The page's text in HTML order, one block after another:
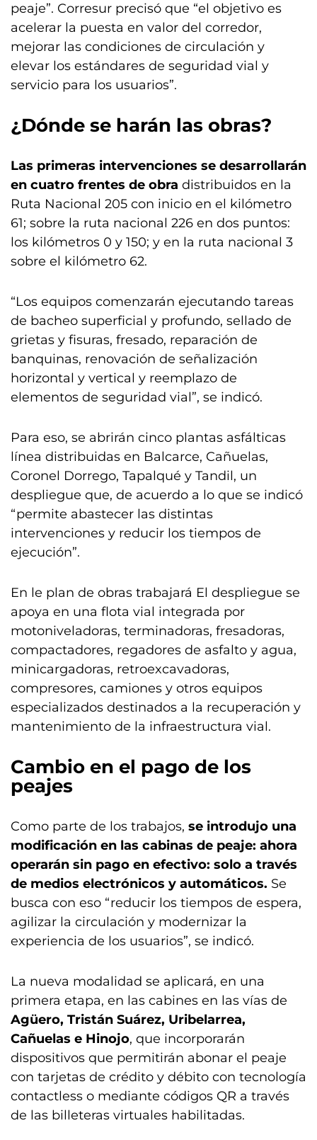
peaje”. Corresur precisó que “el objetivo es
acelerar la puesta en valor del corredor,
mejorar las condiciones de circulación y
elevar los estándares de seguridad vial y
servicio para los usuarios”.
¿Dónde se harán las obras?
Las primeras intervenciones se desarrollarán
en cuatro frentes de obra distribuidos en la
Ruta Nacional 205 con inicio en el kilómetro
61; sobre la ruta nacional 226 en dos puntos:
los kilómetros 0 y 150; y en la ruta nacional 3
sobre el kilómetro 62.
“Los equipos comenzarán ejecutando tareas
de bacheo superficial y profundo, sellado de
grietas y fisuras, fresado, reparación de
banquinas, renovación de señalización
horizontal y vertical y reemplazo de
elementos de seguridad vial”, se indicó.
Para eso, se abrirán cinco plantas asfálticas
línea distribuidas en Balcarce, Cañuelas,
Coronel Dorrego, Tapalqué y Tandil, un
despliegue que, de acuerdo a lo que se indicó
“permite abastecer las distintas
intervenciones y reducir los tiempos de
ejecución”.
En le plan de obras trabajará El despliegue se
apoya en una flota vial integrada por
motoniveladoras, terminadoras, fresadoras,
compactadores, regadores de asfalto y agua,
minicargadoras, retroexcavadoras,
compresores, camiones y otros equipos
especializados destinados a la recuperación y
mantenimiento de la infraestructura vial.
Cambio en el pago de los
peajes
Como parte de los trabajos, se introdujo una
modificación en las cabinas de peaje: ahora
operarán sin pago en efectivo: solo a través
de medios electrónicos y automáticos. Se
busca con eso “reducir los tiempos de espera,
agilizar la circulación y modernizar la
experiencia de los usuarios”, se indicó.
La nueva modalidad se aplicará, en una
primera etapa, en las cabines en las vías de
Agüero, Tristán Suárez, Uribelarrea,
Cañuelas e Hinojo, que incorporarán
dispositivos que permitirán abonar el peaje
con tarjetas de crédito y débito con tecnología
contactless o mediante códigos QR a través
de las billeteras virtuales habilitadas.